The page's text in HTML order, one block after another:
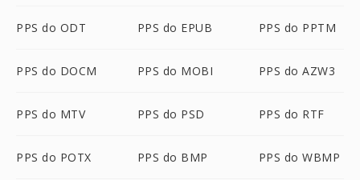
PPS do ODT PPS do EPUB PPS do PPTM
PPS do DOCM PPS do MOBI PPS do AZW3
PPS do MTV PPS do PSD PPS do RTF
PPS do POTX PPS do BMP PPS do WBMP